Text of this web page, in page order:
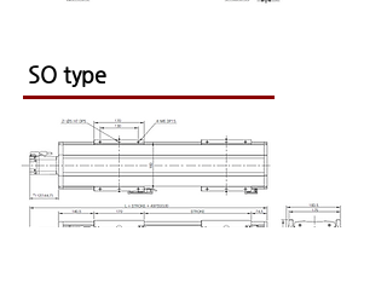
SO type